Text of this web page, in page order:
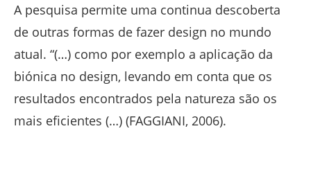
A pesquisa permite uma continua descoberta
de outras formas de fazer design no mundo
atual. “(…) como por exemplo a aplicação da
biónica no design, levando em conta que os
resultados encontrados pela natureza são os
mais eficientes (…) (FAGGIANI, 2006).